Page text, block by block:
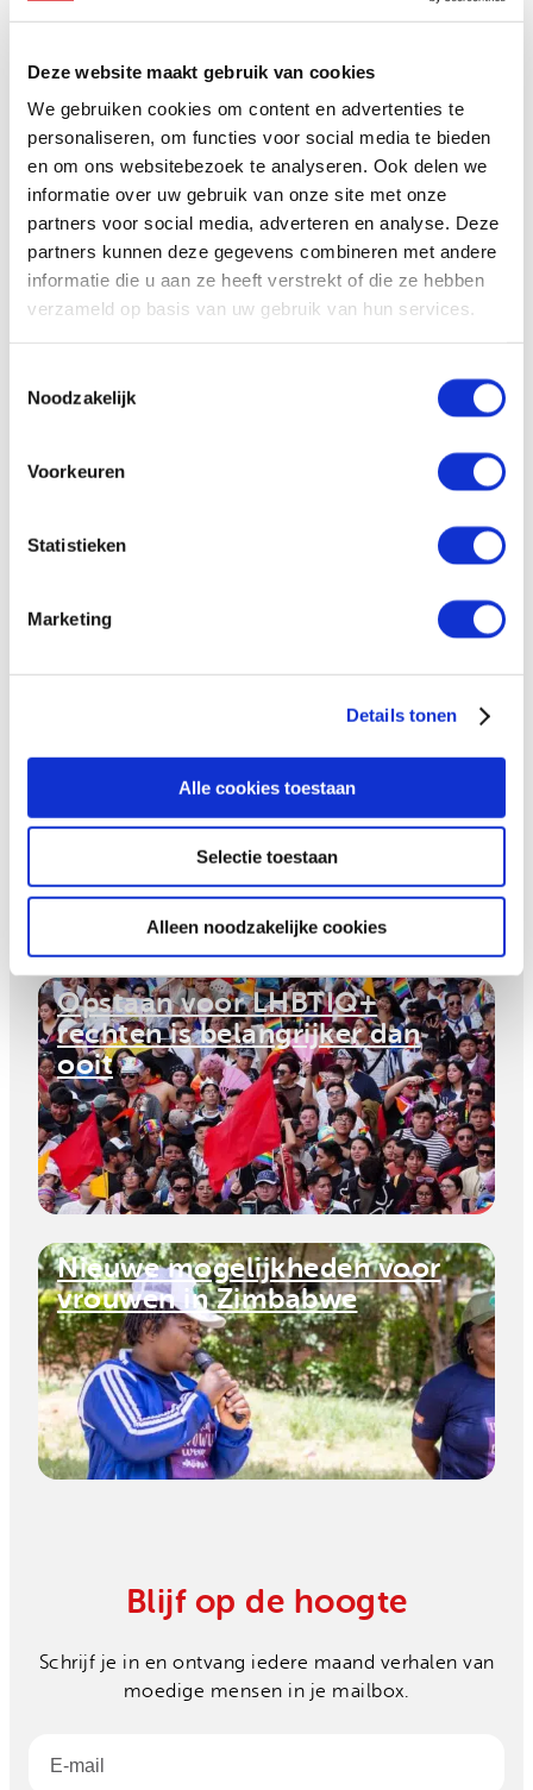
Deze website maakt gebruik van cookies
We gebruiken cookies om content en advertenties te
personaliseren, om functies voor social media te bieden
en om ons websitebezoek te analyseren. Ook delen we
informatie over uw gebruik van onze site met onze
partners voor social media, adverteren en analyse. Deze
partners kunnen deze gegevens combineren met andere
informatie die u aan ze heeft verstrekt of die ze hebben
verzameld op basis van uw gebruik van hun services.
Noodzakelijk
Voorkeuren
Statistieken
Marketing
Details tonen
Alle cookies toestaan
Selectie toestaan
Alleen noodzakelijke cookies
zijn. “Dat we hiv hebben, betekent niet dat we
genegenheid nodig hebben. Wij zijn nog steeds
jouw collega’s, vrienden en familieleden. Wij
verdienen dezelfde behandeling.”
Een waardig leven voor ieder mens
Hivos werkt wereldwijd aan acceptatie van de lhbti-
gemeenschap. In Bolivia doen we dat onder andere
samen met de overheid. We willen hardnekkige
misstanden wegnemen en laten zien hoe belangrijk
warmte en respect zijn. Om die reden hebben we
; een unieke film die
uitlegt hoe is het is om transgender te zijn. We laten
onwetendheid vaak de oorzaak is van discriminatie,
uitsluiting en geweld. Steun ons werk zodat we in
ervoor zorgen dat iedereen zichzelf kan zijn!
Bekijk ook
Awards
Opstaan voor LHBTIQ+
rechten is belangrijker dan
ooit
Nieuwe mogelijkheden voor
vrouwen in Zimbabwe
Blijf op de hoogte
Schrijf je in en ontvang iedere maand verhalen van
moedige mensen in je mailbox.